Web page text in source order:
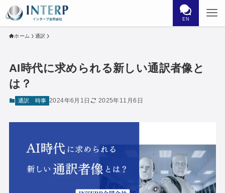
EN
ホーム 通訳
AI時代に求められる新しい通訳者像と
は？
通訳 時事 2024年6月1日 2025年11月6日